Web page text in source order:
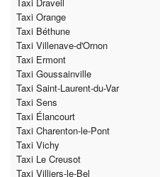
Taxi Orange
Taxi Béthune
Taxi Villenave-d'Ornon
Taxi Ermont
Taxi Goussainville
Taxi Saint-Laurent-du-Var
Taxi Sens
Taxi Élancourt
Taxi Charenton-le-Pont
Taxi Vichy
Taxi Le Creusot
Taxi Villiers-le-Bel